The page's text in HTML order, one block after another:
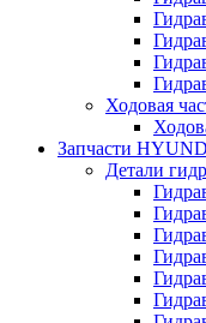
Ходовая
Запчасти
Детали